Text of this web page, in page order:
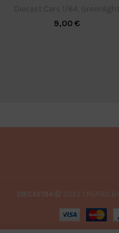
9,00€
DIECAST64 2022 CREATED BY